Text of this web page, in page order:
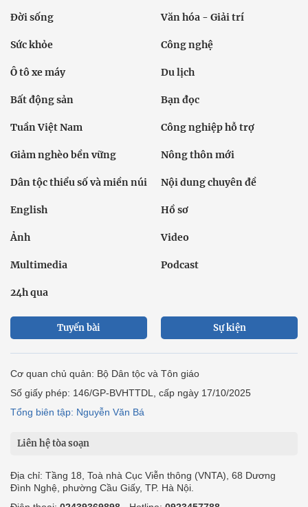
Đời sống Văn hóa - Giải trí
Sức khỏe Công nghệ
Ô tô xe máy Du lịch
Bất động sản Bạn đọc
Tuần Việt Nam Công nghiệp hỗ trợ
Giảm nghèo bền vững Nông thôn mới
Dân tộc thiểu số và miền núi Nội dung chuyên đề
English Hồ sơ
Ảnh Video
Multimedia Podcast
24h qua
Tuyến bài Sự kiện
Cơ quan chủ quản: Bộ Dân tộc và Tôn giáo
Số giấy phép: 146/GP-BVHTTDL, cấp ngày 17/10/2025
Tổng biên tập: Nguyễn Văn Bá
Liên hệ tòa soạn
Địa chỉ: Tầng 18, Toà nhà Cục Viễn thông (VNTA), 68 Dương
Đình Nghệ, phường Cầu Giấy, TP. Hà Nội.